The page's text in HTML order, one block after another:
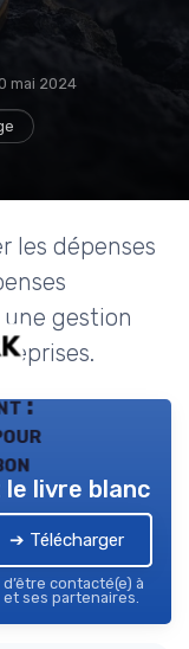
mai 2024
les dépenses
gestion
:
livre blanc
➔ Télécharger
contacté(e) à
et ses partenaires.